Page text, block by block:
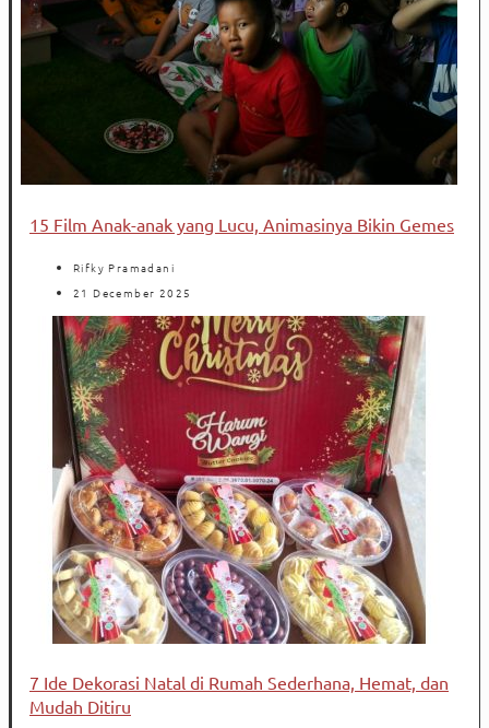
15 Film Anak-anak yang Lucu, Animasinya Bikin Gemes
Rifky Pramadani
21 December 2025
7 Ide Dekorasi Natal di Rumah Sederhana, Hemat, dan
Mudah Ditiru